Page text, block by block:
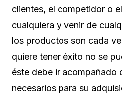
clientes, el competidor o
cualquiera y venir de
los productos son cada
quiere tener éxito no se
éste debe ir acompañado
necesarios para su